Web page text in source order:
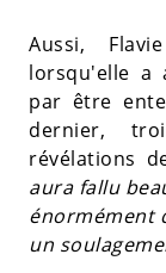
Aussi,
lorsqu'elle a
par être
dernier,
révélations
aura fallu
énormément
un